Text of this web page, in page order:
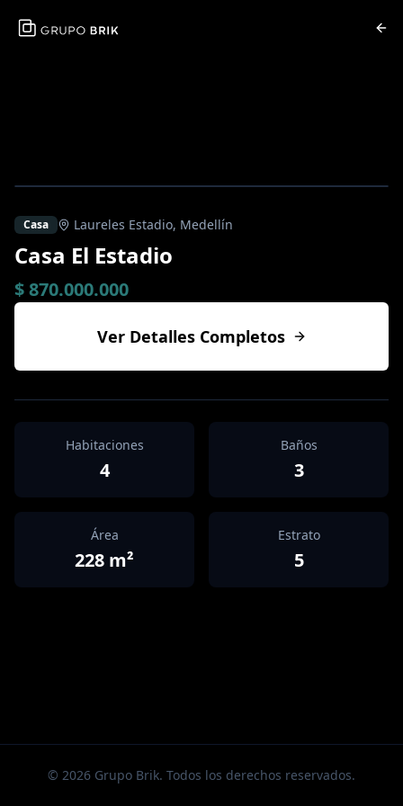
Casa Laureles Estadio, Medellín
Casa El Estadio
$ 870.000.000
Ver Detalles Completos
Habitaciones
4
Baños
3
Área
228 m²
Estrato
5
© 2026 Grupo Brik. Todos los derechos reservados.